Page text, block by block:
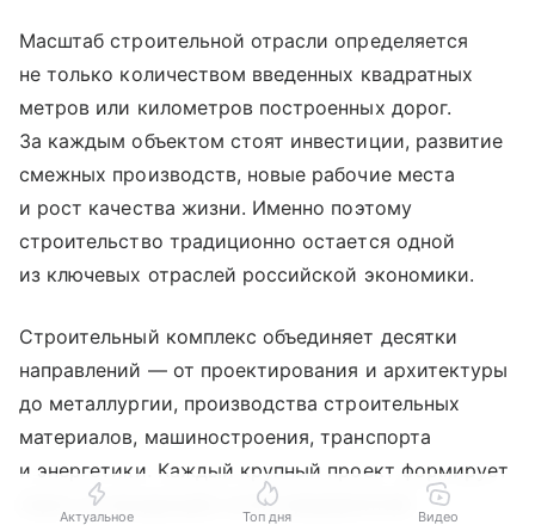
Масштаб строительной отрасли определяется
не только количеством введенных квадратных
метров или километров построенных дорог.
За каждым объектом стоят инвестиции, развитие
смежных производств, новые рабочие места
и рост качества жизни. Именно поэтому
строительство традиционно остается одной
из ключевых отраслей российской экономики.
Строительный комплекс объединяет десятки
направлений — от проектирования и архитектуры
до металлургии, производства строительных
материалов, машиностроения, транспорта
и энергетики. Каждый крупный проект формирует
спрос на продукцию сотен предприятий:
Актуальное Топ дня Видео